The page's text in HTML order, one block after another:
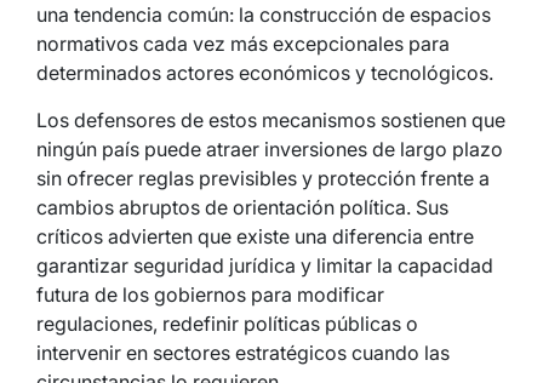
una tendencia común: la construcción de espacios
normativos cada vez más excepcionales para
determinados actores económicos y tecnológicos.
Los defensores de estos mecanismos sostienen que
ningún país puede atraer inversiones de largo plazo
sin ofrecer reglas previsibles y protección frente a
cambios abruptos de orientación política. Sus
críticos advierten que existe una diferencia entre
garantizar seguridad jurídica y limitar la capacidad
futura de los gobiernos para modificar
regulaciones, redefinir políticas públicas o
intervenir en sectores estratégicos cuando las